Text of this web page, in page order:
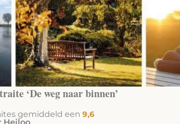
‘De weg naar binnen’
gemiddeld een 9,6